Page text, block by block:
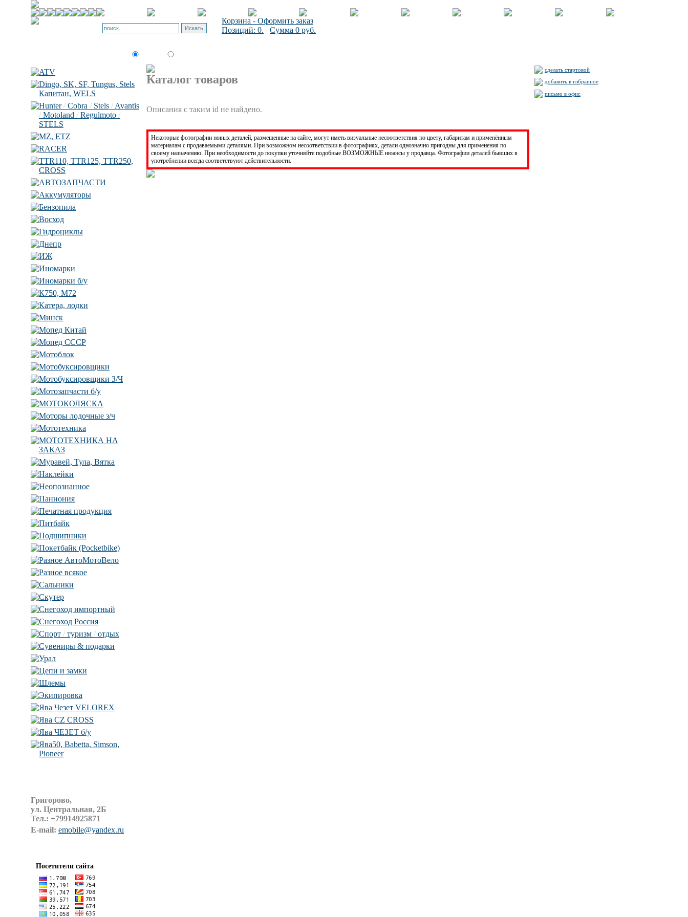
Корзина - Оформить заказ
Позиций: 0.
Сумма 0 руб.
ATV
Dingo, SK, SF, Tungus, Stels
Капитан, WELS
Hunter/ Cobra / Stels / Avantis
/ Motoland / Regulmoto /
STELS
MZ, ETZ
RACER
TTR110, TTR125, TTR250,
CROSS
АВТОЗАПЧАСТИ
Аккумуляторы
Бензопила
Восход
Гидроциклы
Днепр
ИЖ
Иномарки
Иномарки б/у
К750, М72
Катера, лодки
Минск
Мопед Китай
Мопед СССР
Мотоблок
Мотобуксировщики
Мотобуксировщики З/Ч
Мотозапчасти б/у
МОТОКОЛЯСКА
Моторы лодочные з/ч
Мототехника
МОТОТЕХНИКА НА
ЗАКАЗ
Муравей, Тула, Вятка
Наклейки
Неопознанное
Паннония
Печатная продукция
Питбайк
Подшипники
Покетбайк (Pocketbike)
Разное АвтоМотоВело
Разное всякое
Сальники
Скутер
Снегоход импортный
Снегоход Россия
Спорт / туризм / отдых
Сувениры & подарки
Урал
Цепи и замки
Шлемы
Экипировка
Ява Чезет VELOREX
Ява CZ CROSS
Ява ЧЕЗЕТ б/у
Ява50, Babetta, Simson,
Pioneer
Григорово,
ул. Центральная, 2Б
Тел.: +79914925871
E-mail: emobile@yandex.ru
Посетители сайта
Каталог товаров
Описания с таким id не найдено.
Некоторые фотографии новых деталей, размещенные на сайте, могут иметь визуальные несоответствия по цвету, габаритам и применённым
материалам с продаваемыми деталями. При возможном несоответствии в фотографиях, детали однозначно пригодны для применения по
своему назначению. При необходимости до покупки уточняйте подобные ВОЗМОЖНЫЕ нюансы у продавца. Фотографии деталей бывших в
употреблении всегда соответствуют действительности.
сделать стартовой
добавить в избранное
письмо в офис